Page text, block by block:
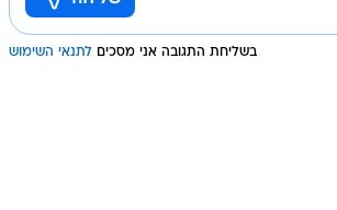
בשליחת התגובה אני מסכים לתנאי השימוש